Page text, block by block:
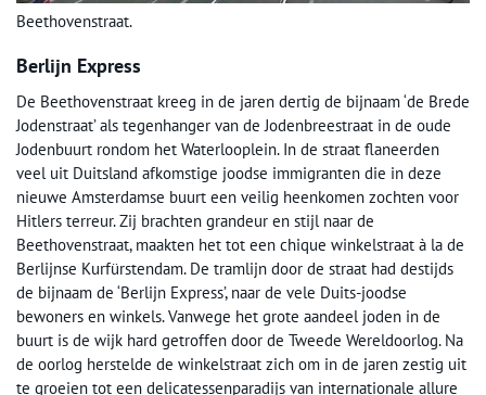
Beethovenstraat.
Berlijn Express
De Beethovenstraat kreeg in de jaren dertig de bijnaam ‘de Brede
Jodenstraat’ als tegenhanger van de Jodenbreestraat in de oude
Jodenbuurt rondom het Waterlooplein. In de straat flaneerden
veel uit Duitsland afkomstige joodse immigranten die in deze
nieuwe Amsterdamse buurt een veilig heenkomen zochten voor
Hitlers terreur. Zij brachten grandeur en stijl naar de
Beethovenstraat, maakten het tot een chique winkelstraat à la de
Berlijnse Kurfürstendam. De tramlijn door de straat had destijds
de bijnaam de ‘Berlijn Express’, naar de vele Duits-joodse
bewoners en winkels. Vanwege het grote aandeel joden in de
buurt is de wijk hard getroffen door de Tweede Wereldoorlog. Na
de oorlog herstelde de winkelstraat zich om in de jaren zestig uit
te groeien tot een delicatessenparadijs van internationale allure